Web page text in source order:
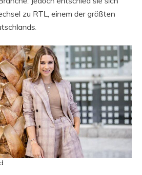
zu RTL, einem der größten